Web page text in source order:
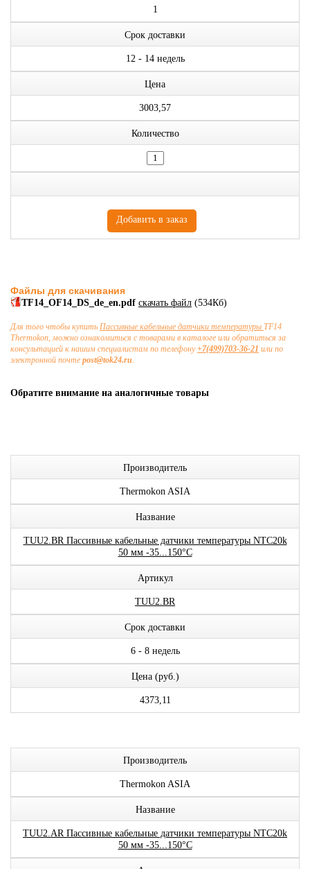
1
Срок доставки
12 - 14 недель
Цена
3003,57
Количество
Файлы для скачивания
TF14_OF14_DS_de_en.pdf скачать файл (534Кб)
Для того чтобы купить Пассивные кабельные датчики температуры TF14
Thermokon, можно ознакомиться с товарами в каталоге или обратиться за
консультацией к нашим специалистам по телефону+7(499)703-36-21 или по
электронной почте post@tok24.ru.
Обратите внимание на аналогичные товары
Производитель
Thermokon ASIA
Название
TUU2.BR Пассивные кабельные датчики температуры NTC20k
50 мм -35...150°C
Артикул
TUU2.BR
Срок доставки
6 - 8 недель
Цена (руб.)
4373,11
Производитель
Thermokon ASIA
Название
TUU2.AR Пассивные кабельные датчики температуры NTC20k
50 мм -35...150°C